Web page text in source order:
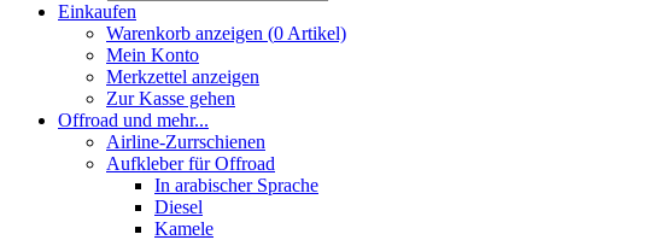
Einkaufen
Warenkorb anzeigen (0 Artikel)
Mein Konto
Merkzettel anzeigen
Zur Kasse gehen
Offroad und mehr...
Airline-Zurrschienen
Aufkleber für Offroad
In arabischer Sprache
Diesel
Kamele